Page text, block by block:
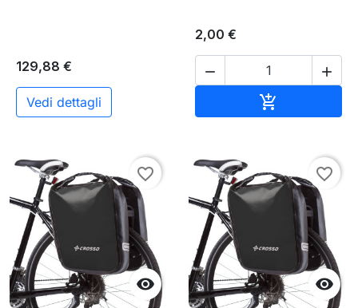
129,88 €
Vedi dettagli
2,00 €
 


favorite_border

favorite_border